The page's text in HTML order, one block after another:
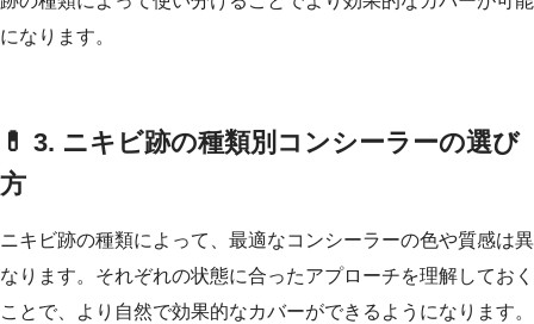
になります。
💊 3. ニキビ跡の種類別コンシーラーの選び
方
ニキビ跡の種類によって、最適なコンシーラーの色や質感は異
なります。それぞれの状態に合ったアプローチを理解しておく
ことで、より自然で効果的なカバーができるようになります。